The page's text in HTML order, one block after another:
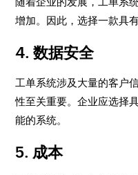
增加。因此，选择一款具
4.数据安全
工单系统涉及大量的客户
性至关重要。企业应选择
能的系统。
5. 成本